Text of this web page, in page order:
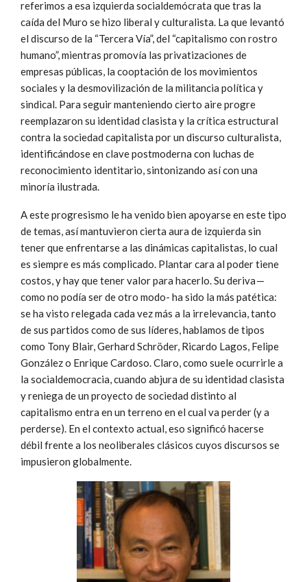
referimos a esa izquierda socialdemócrata que tras la
caída del Muro se hizo liberal y culturalista. La que levantó
el discurso de la “Tercera Vía”, del “capitalismo con rostro
humano”, mientras promovía las privatizaciones de
empresas públicas, la cooptación de los movimientos
sociales y la desmovilización de la militancia política y
sindical. Para seguir manteniendo cierto aire progre
reemplazaron su identidad clasista y la crítica estructural
contra la sociedad capitalista por un discurso culturalista,
identificándose en clave postmoderna con luchas de
reconocimiento identitario, sintonizando así con una
minoría ilustrada.
A este progresismo le ha venido bien apoyarse en este tipo
de temas, así mantuvieron cierta aura de izquierda sin
tener que enfrentarse a las dinámicas capitalistas, lo cual
es siempre es más complicado. Plantar cara al poder tiene
costos, y hay que tener valor para hacerlo. Su deriva —
como no podía ser de otro modo- ha sido la más patética:
se ha visto relegada cada vez más a la irrelevancia, tanto
de sus partidos como de sus líderes, hablamos de tipos
como Tony Blair, Gerhard Schröder, Ricardo Lagos, Felipe
González o Enrique Cardoso. Claro, como suele ocurrirle a
la socialdemocracia, cuando abjura de su identidad clasista
y reniega de un proyecto de sociedad distinto al
capitalismo entra en un terreno en el cual va perder (y a
perderse). En el contexto actual, eso significó hacerse
débil frente a los neoliberales clásicos cuyos discursos se
impusieron globalmente.